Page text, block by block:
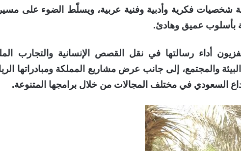
شخصيات فكرية وأدبية وفنية عربية، ويسلّط الضوء على
بأسلوب عميق وهادئ.
أداء رسالتها في نقل القصص الإنسانية والتجارب
والمجتمع، إلى جانب عرض مشاريع المملكة ومبادراتها
السعودي في مختلف المجالات من خلال برامجها المتنوعة.